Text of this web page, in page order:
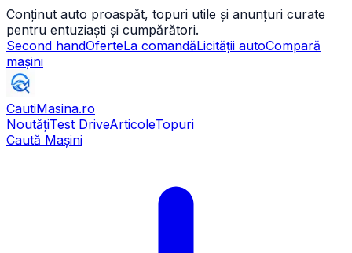
Conținut auto proaspăt, topuri utile și anunțuri curate
pentru entuziaști și cumpărători.
Second handOferteLa comandăLicității autoCompară
mașini
CautiMasina.ro
NoutățiTest DriveArticoleTopuri
Caută Mașini